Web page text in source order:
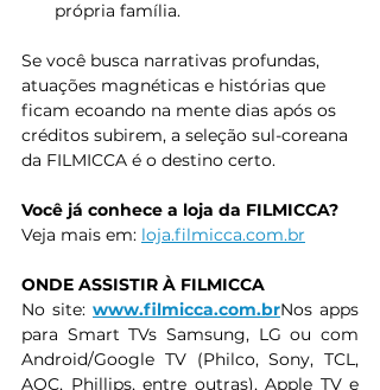
própria família.
Se você busca narrativas profundas,
atuações magnéticas e histórias que
ficam ecoando na mente dias após os
créditos subirem, a seleção sul-coreana
da FILMICCA é o destino certo.
Você já conhece a loja da FILMICCA?
Veja mais em: loja.filmicca.com.br
ONDE ASSISTIR À FILMICCA
No site: www.filmicca.com.brNos apps
para Smart TVs Samsung, LG ou com
Android/Google TV (Philco, Sony, TCL,
AOC, Phillips, entre outras), Apple TV e